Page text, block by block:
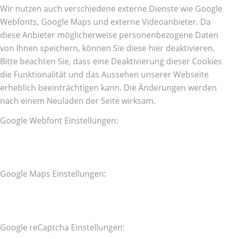
Wir nutzen auch verschiedene externe Dienste wie Google
Webfonts, Google Maps und externe Videoanbieter. Da
diese Anbieter möglicherweise personenbezogene Daten
von Ihnen speichern, können Sie diese hier deaktivieren.
Bitte beachten Sie, dass eine Deaktivierung dieser Cookies
die Funktionalität und das Aussehen unserer Webseite
erheblich beeinträchtigen kann. Die Änderungen werden
nach einem Neuladen der Seite wirksam.
Google Webfont Einstellungen:
Google Maps Einstellungen:
Google reCaptcha Einstellungen: